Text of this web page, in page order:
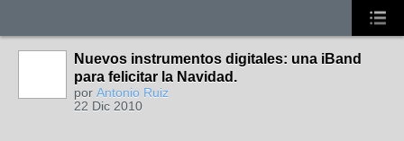
Nuevos instrumentos digitales: una iBand
para felicitar la Navidad.
por Antonio Ruiz
22 Dic 2010